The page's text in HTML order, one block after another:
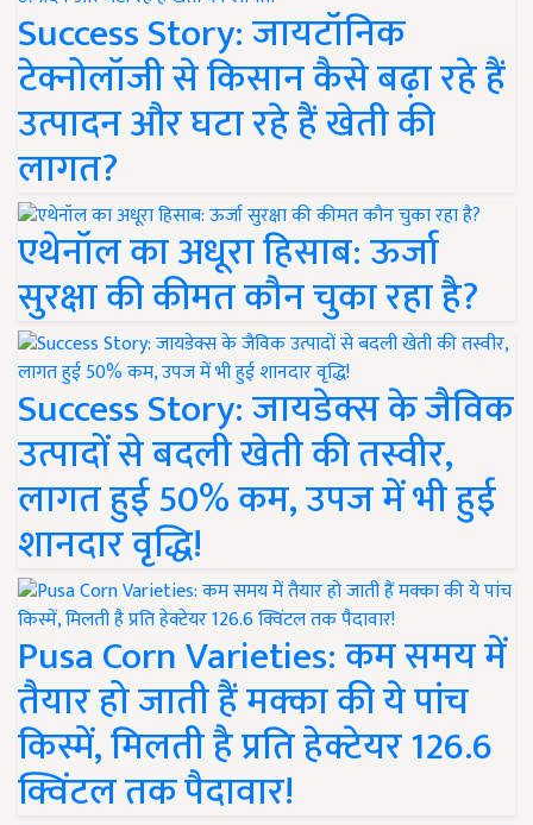
Success Story: जायटॉनिक
टेक्नोलॉजी से किसान कैसे बढ़ा रहे हैं
उत्पादन और घटा रहे हैं खेती की
लागत?
एथेनॉल का अधूरा हिसाब: ऊर्जा
सुरक्षा की कीमत कौन चुका रहा है?
Success Story: जायडेक्स के जैविक
उत्पादों से बदली खेती की तस्वीर,
लागत हुई 50% कम, उपज में भी हुई
शानदार वृद्धि!
Pusa Corn Varieties: कम समय में
तैयार हो जाती हैं मक्का की ये पांच
किस्में, मिलती है प्रति हेक्टेयर 126.6
क्विंटल तक पैदावार!